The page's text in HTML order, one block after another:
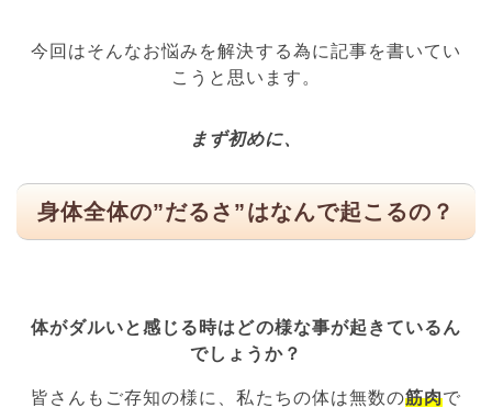
今回はそんなお悩みを解決する為に記事を書いてい
こうと思います。
まず初めに、
身体全体の”だるさ”はなんで起こるの？
体がダルいと感じる時はどの様な事が起きているん
でしょうか？
皆さんもご存知の様に、私たちの体は無数の筋肉で